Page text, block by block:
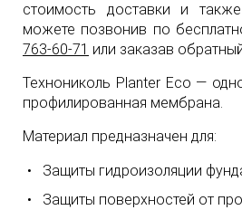
стоимость доставки и
можете позвонив по
763-60-71 или заказав
Технониколь Planter Eco —
профилированная мембрана.
Материал предназначен для:
Защиты гидроизоляции
Защиты поверхностей от